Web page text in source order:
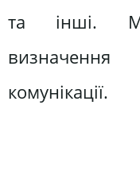
та інші.
комунікації.